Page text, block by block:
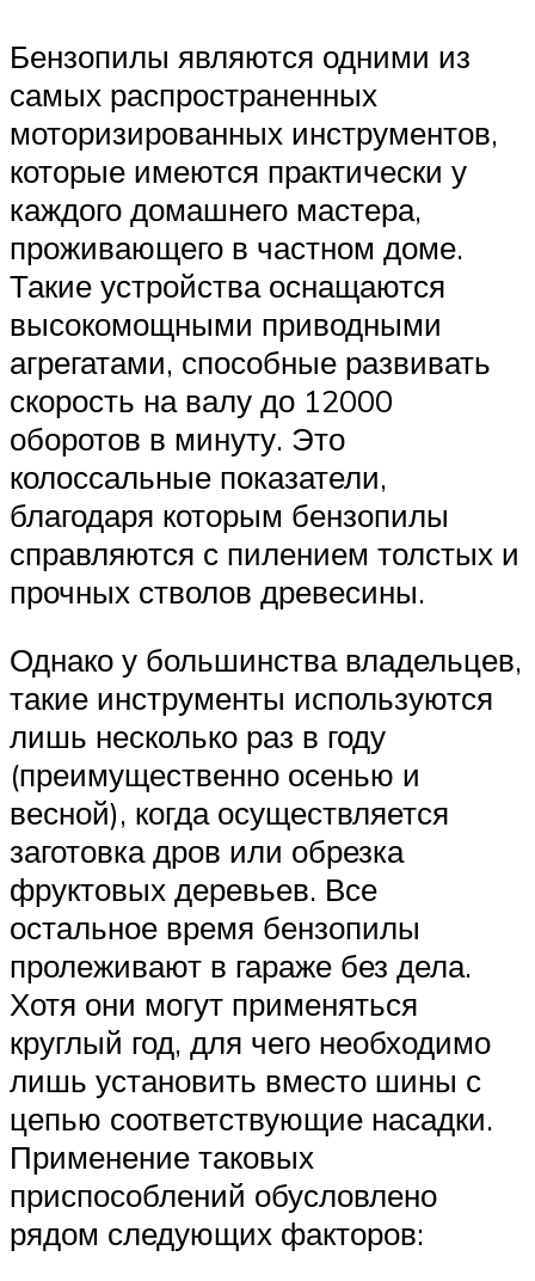
Бензопилы являются одними из
самых распространенных
моторизированных инструментов,
которые имеются практически у
каждого домашнего мастера,
проживающего в частном доме.
Такие устройства оснащаются
высокомощными приводными
агрегатами, способные развивать
скорость на валу до 12000
оборотов в минуту. Это
колоссальные показатели,
благодаря которым бензопилы
справляются с пилением толстых и
прочных стволов древесины.
Однако у большинства владельцев,
такие инструменты используются
лишь несколько раз в году
(преимущественно осенью и
весной), когда осуществляется
заготовка дров или обрезка
фруктовых деревьев. Все
остальное время бензопилы
пролеживают в гараже без дела.
Хотя они могут применяться
круглый год, для чего необходимо
лишь установить вместо шины с
цепью соответствующие насадки.
Применение таковых
приспособлений обусловлено
рядом следующих факторов: